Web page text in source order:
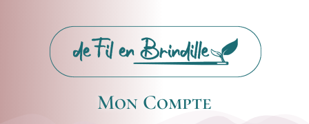
Mon Compte